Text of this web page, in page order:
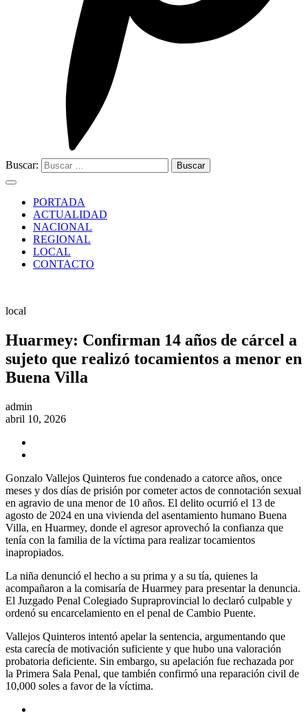
Buscar:
PORTADA
ACTUALIDAD
NACIONAL
REGIONAL
LOCAL
CONTACTO
local
Huarmey: Confirman 14 años de cárcel a
sujeto que realizó tocamientos a menor en
Buena Villa
admin
abril 10, 2026
Gonzalo Vallejos Quinteros fue condenado a catorce años, once
meses y dos días de prisión por cometer actos de connotación sexual
en agravio de una menor de 10 años. El delito ocurrió el 13 de
agosto de 2024 en una vivienda del asentamiento humano Buena
Villa, en Huarmey, donde el agresor aprovechó la confianza que
tenía con la familia de la víctima para realizar tocamientos
inapropiados.
La niña denunció el hecho a su prima y a su tía, quienes la
acompañaron a la comisaría de Huarmey para presentar la denuncia.
El Juzgado Penal Colegiado Supraprovincial lo declaró culpable y
ordenó su encarcelamiento en el penal de Cambio Puente.
Vallejos Quinteros intentó apelar la sentencia, argumentando que
esta carecía de motivación suficiente y que hubo una valoración
probatoria deficiente. Sin embargo, su apelación fue rechazada por
la Primera Sala Penal, que también confirmó una reparación civil de
10,000 soles a favor de la víctima.